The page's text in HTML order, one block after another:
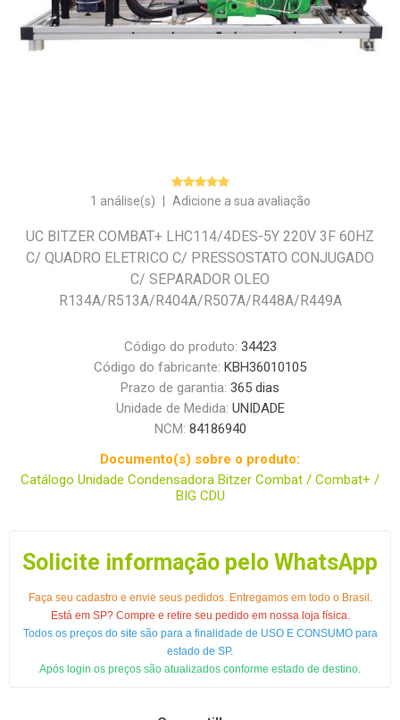
1 análise(s) Adicione a sua avaliação
UC BITZER COMBAT+ LHC114/4DES-5Y 220V 3F 60HZ
C/ QUADRO ELETRICO C/ PRESSOSTATO CONJUGADO
C/ SEPARADOR OLEO
R134A/R513A/R404A/R507A/R448A/R449A
Código do produto: 34423
Código do fabricante: KBH36010105
Prazo de garantia: 365 dias
Unidade de Medida: UNIDADE
NCM: 84186940
Documento(s) sobre o produto:
Catálogo Unidade Condensadora Bitzer Combat / Combat+ /
BIG CDU
Solicite informação pelo WhatsApp
Faça seu cadastro e envie seus pedidos. Entregamos em todo o Brasil.
Está em SP? Compre e retire seu pedido em nossa loja física.
Todos os preços do site são para a finalidade de USO E CONSUMO para
estado de SP.
Após login os preços são atualizados conforme estado de destino.